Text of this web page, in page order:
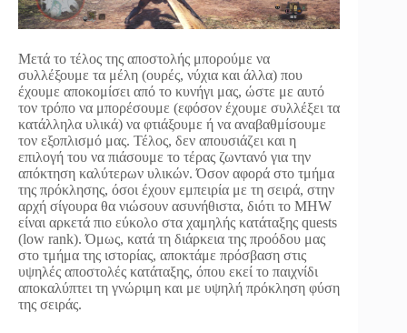
Μετά το τέλος της αποστολής μπορούμε να
συλλέξουμε τα μέλη (ουρές, νύχια και άλλα) που
έχουμε αποκομίσει από το κυνήγι μας, ώστε με αυτό
τον τρόπο να μπορέσουμε (εφόσον έχουμε συλλέξει τα
κατάλληλα υλικά) να φτιάξουμε ή να αναβαθμίσουμε
τον εξοπλισμό μας. Τέλος, δεν απουσιάζει και η
επιλογή του να πιάσουμε το τέρας ζωντανό για την
απόκτηση καλύτερων υλικών. Όσον αφορά στο τμήμα
της πρόκλησης, όσοι έχουν εμπειρία με τη σειρά, στην
αρχή σίγουρα θα νιώσουν ασυνήθιστα, διότι το MHW
είναι αρκετά πιο εύκολο στα χαμηλής κατάταξης quests
(low rank). Όμως, κατά τη διάρκεια της προόδου μας
στο τμήμα της ιστορίας, αποκτάμε πρόσβαση στις
υψηλές αποστολές κατάταξης, όπου εκεί το παιχνίδι
αποκαλύπτει τη γνώριμη και με υψηλή πρόκληση φύση
της σειράς.